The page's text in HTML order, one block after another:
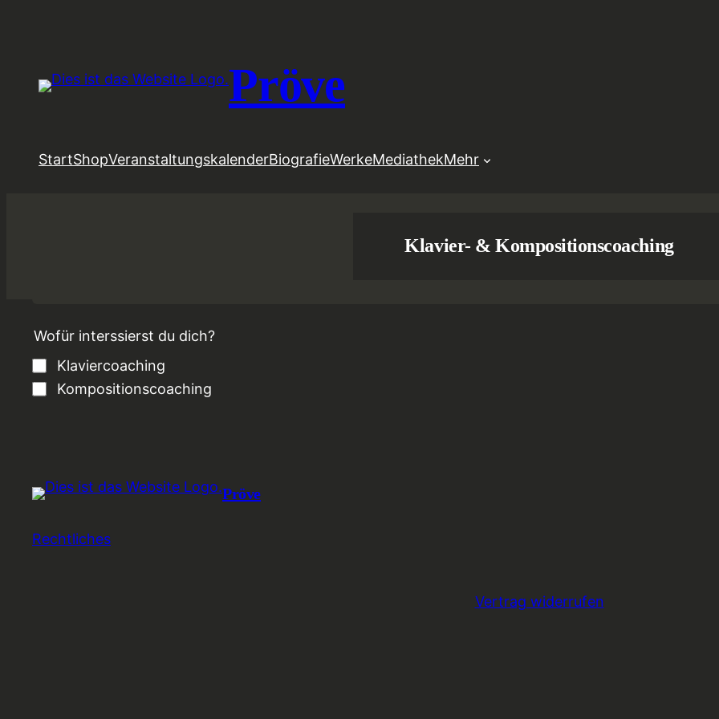
Pröve
StartShopVeranstaltungskalenderBiografieWerkeMediathekMehr
Klavier- & Kompositionscoaching
Wofür interssierst du dich?
Klaviercoaching
Kompositionscoaching
Pröve
Rechtliches
Vertrag widerrufen